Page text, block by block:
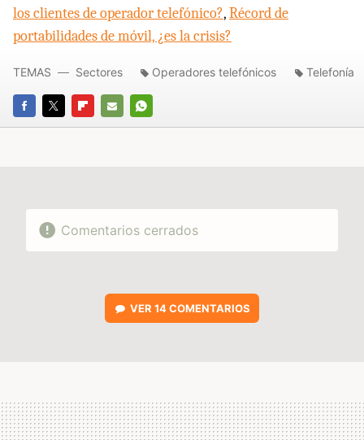
los clientes de operador telefónico?,Récord de
portabilidades de móvil, ¿es la crisis?
FACEBOOK
TWITTERFLIPBOARD
E-
WHATSAPP
TEMAS Sectores Operadores telefónicos Telefonía
Comentarios cerrados
VER 14 COMENTARIOS